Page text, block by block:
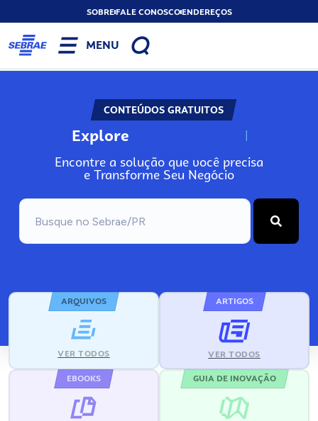
SOBREFALE CONOSCOENDEREÇOS
MENU
CONTEÚDOS GRATUITOS
Explore N
Encontre a solução que você precisa
e Transforme Seu Negócio
ARQUIVOS
VER TODOS
ARTIGOS
VER TODOS
EBOOKS GUIA DE INOVAÇÃO